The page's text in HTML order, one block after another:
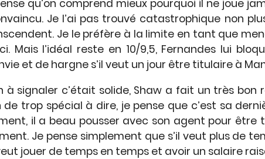
qu’on comprend mieux pourquoi il ne joue
Je l’ai pas trouvé catastrophique non
Je le préfère à la limite en tant que
Mais l’idéal reste en 10/9,5, Fernandes lui
et de hargne s’il veut un jour être titulaire à
à signaler c’était solide, Shaw a fait un très
de trop spécial à dire, je pense que c’est sa
il a beau pousser avec son agent pour être
Je pense simplement que s’il veut plus de
jouer de temps en temps et avoir un salaire